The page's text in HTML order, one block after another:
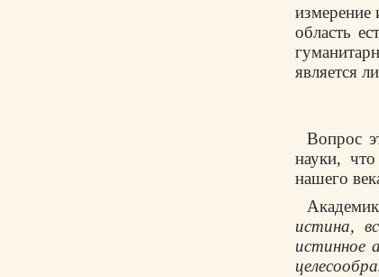
измерение
область
является
Вопрос
науки,
нашего
истина,
истинное